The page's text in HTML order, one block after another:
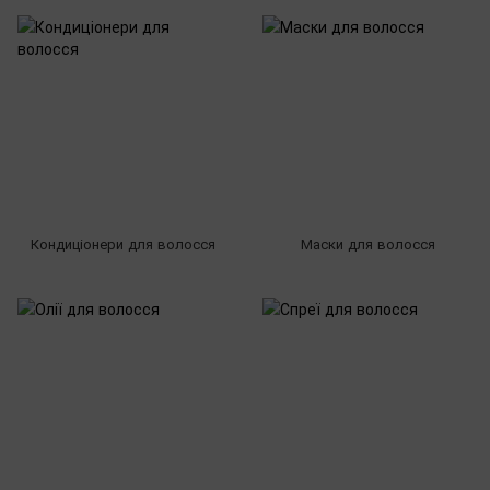
Кондиціонери для волосся Маски для волосся